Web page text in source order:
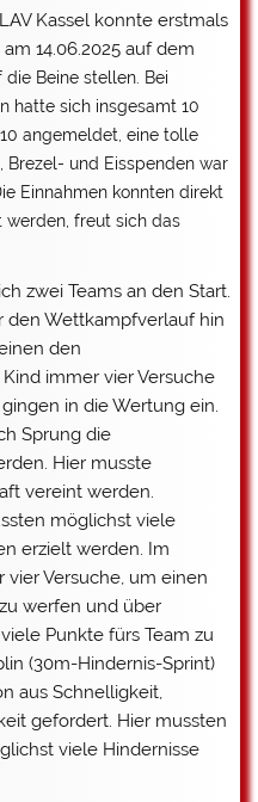
Kassel konnte erstmals
14.06.2025 auf dem
Beine stellen. Bei
hatte sich insgesamt 10
angemeldet, eine tolle
Brezel- und Eisspenden war
Einnahmen konnten direkt
werden, freut sich das
zwei Teams an den Start.
den Wettkampfverlauf hin
den
immer vier Versuche
in die Wertung ein.
Sprung die
Hier musste
vereint werden.
möglichst viele
erzielt werden. Im
Versuche, um einen
werfen und über
Punkte fürs Team zu
(30m-Hindernis-Sprint)
aus Schnelligkeit,
gefordert. Hier mussten
viele Hindernisse